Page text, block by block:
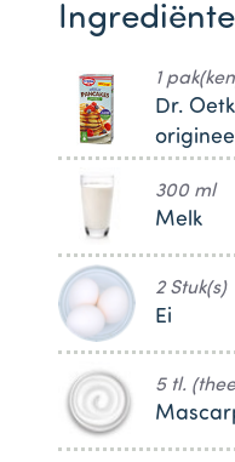
1
Dr.
300 ml
Melk
2 Stuk(s)
Ei
5 tl.